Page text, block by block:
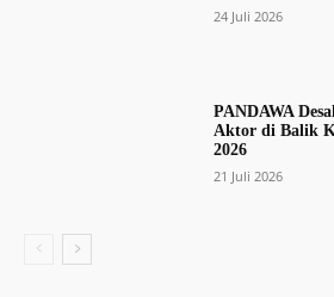
24 Juli 2026
PANDAWA
Aktor di Balik
2026
21 Juli 2026